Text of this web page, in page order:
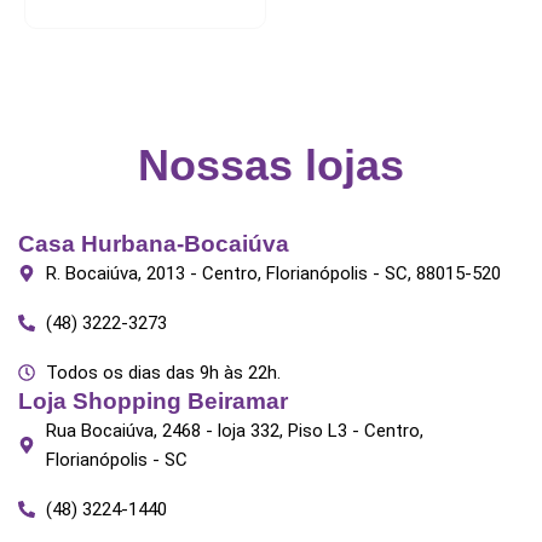
Nossas lojas
Casa Hurbana-Bocaiúva
R. Bocaiúva, 2013 - Centro, Florianópolis - SC, 88015-520
(48) 3222-3273
Todos os dias das 9h às 22h.
Loja Shopping Beiramar
Rua Bocaiúva, 2468 - loja 332, Piso L3 - Centro,
Florianópolis - SC
(48) 3224-1440